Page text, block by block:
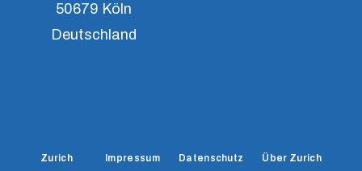
50679 Köln
Deutschland